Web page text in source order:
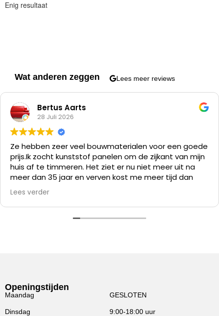
Enig resultaat
Wat anderen zeggen Lees meer reviews
Bertus Aarts
28 Juli 2026
Ze hebben zeer veel bouwmaterialen voor een goede
prijs.Ik zocht kunststof panelen om de zijkant van mijn
huis af te timmeren. Het ziet er nu niet meer uit na
meer dan 35 jaar en verven kost me meer tijd dan
alles er af slopen en die kunststof panelen er op
zetten.
Lees verder
Openingstijden
Maandag GESLOTEN
Dinsdag 9:00-18:00 uur